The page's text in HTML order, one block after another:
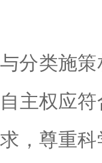
类施策
主权应
，尊重